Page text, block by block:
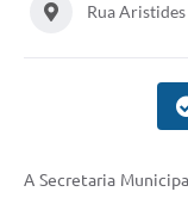
Rua
A Secretaria